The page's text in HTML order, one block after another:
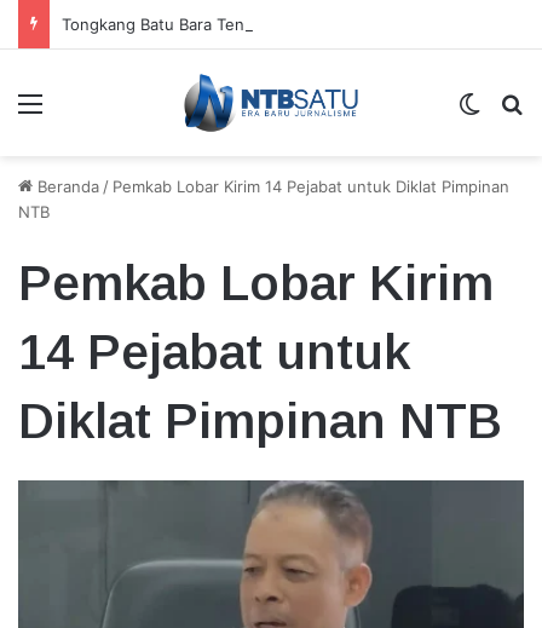
Menu
Beranda / Pemkab Lobar Kirim 14 Pejabat untuk Diklat Pimpinan
NTB
Pemkab Lobar Kirim
14 Pejabat untuk
Diklat Pimpinan NTB